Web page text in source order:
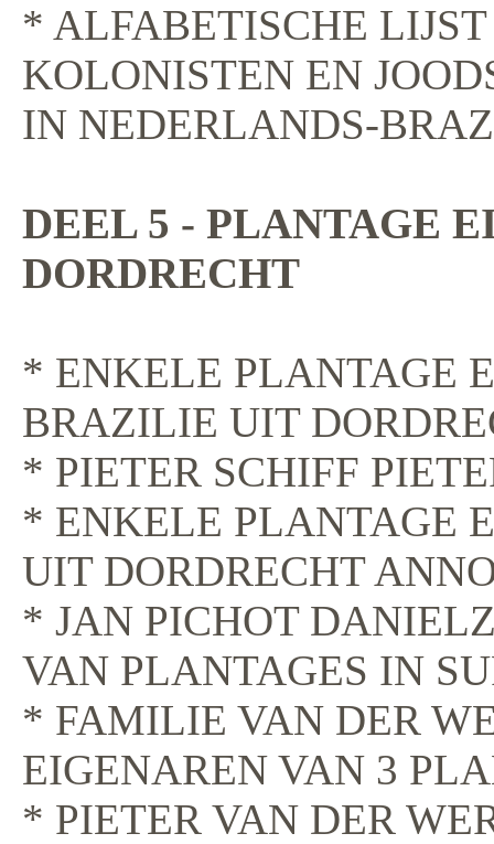
* ALFABETISCHE
KOLONISTEN EN
IN NEDERLANDS-
DEEL 5 - PLANTAGE
DORDRECHT
* ENKELE PLANTAGE
BRAZILIE UIT
* PIETER SCHIFF
* ENKELE PLANTAGE
UIT DORDRECHT
* JAN PICHOT
VAN PLANTAGES IN
* FAMILIE VAN DER
EIGENAREN VAN 3
* PIETER VAN DER